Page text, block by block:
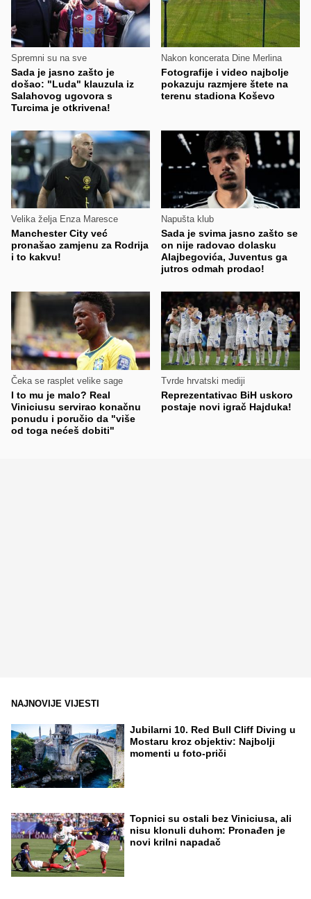
Spremni su na sve
Sada je jasno zašto je
došao: "Luda" klauzula iz
Salahovog ugovora s
Turcima je otkrivena!
Nakon koncerata Dine Merlina
Fotografije i video najbolje
pokazuju razmjere štete na
terenu stadiona Koševo
Velika želja Enza Maresce
Manchester City već
pronašao zamjenu za Rodrija
i to kakvu!
Napušta klub
Sada je svima jasno zašto se
on nije radovao dolasku
Alajbegovića, Juventus ga
jutros odmah prodao!
Čeka se rasplet velike sage
I to mu je malo? Real
Viniciusu servirao konačnu
ponudu i poručio da "više
od toga nećeš dobiti"
Tvrde hrvatski mediji
Reprezentativac BiH uskoro
postaje novi igrač Hajduka!
NAJNOVIJE VIJESTI
Jubilarni 10. Red Bull Cliff Diving u
Mostaru kroz objektiv: Najbolji
momenti u foto-priči
Topnici su ostali bez Viniciusa, ali
nisu klonuli duhom: Pronađen je
novi krilni napadač